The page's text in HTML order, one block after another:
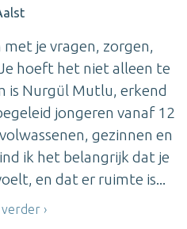
je vragen, zorgen,
hoeft het niet alleen te
is Nurgül Mutlu, erkend
jongeren vanaf 12
gezinnen en
ik het belangrijk dat je
en dat er ruimte is...
verder